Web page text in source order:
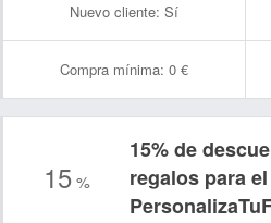
Nuevo cliente: Sí
Compra mínima: 0 €
15 %
15% de
regalos para